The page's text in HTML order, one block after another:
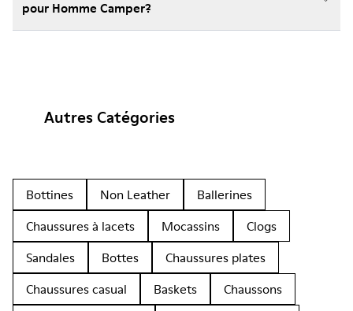
pour Homme Camper?
Autres Catégories
Bottines Non Leather
Ballerines
Chaussures à lacets
Mocassins
Clogs
Sandales
Bottes
Chaussures plates
Chaussures casual
Baskets
Chaussons